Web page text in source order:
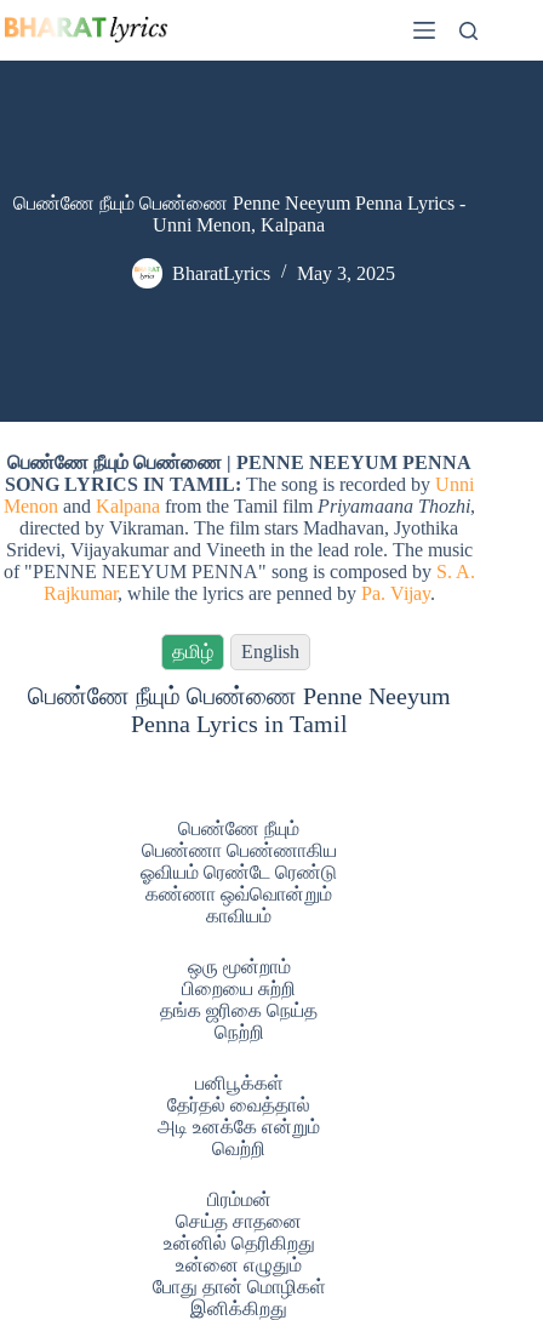
to
பெண்ணே நீயும் பெண்ணை Penne Neeyum Penna Lyrics -
Unni Menon, Kalpana
BharatLyrics May 3, 2025
பெண்ணே நீயும் பெண்ணை | PENNE NEEYUM PENNA
SONG LYRICS IN TAMIL: The song is recorded by Unni
Menon and Kalpana from the Tamil film Priyamaana Thozhi,
directed by Vikraman. The film stars Madhavan, Jyothika
Sridevi, Vijayakumar and Vineeth in the lead role. The music
of "PENNE NEEYUM PENNA" song is composed by S. A.
Rajkumar, while the lyrics are penned by Pa. Vijay.
தமிழ் English
பெண்ணே நீயும் பெண்ணை Penne Neeyum
Penna Lyrics in Tamil
பெண்ணே நீயும்
பெண்ணா பெண்ணாகிய
ஓவியம் ரெண்டே ரெண்டு
கண்ணா ஒவ்வொன்றும்
காவியம்
ஒரு மூன்றாம்
பிறையை சுற்றி
தங்க ஜரிகை நெய்த
நெற்றி
பனிபூக்கள்
தேர்தல் வைத்தால்
அடி உனக்கே என்றும்
வெற்றி
பிரம்மன்
செய்த சாதனை
உன்னில் தெரிகிறது
உன்னை எழுதும்
போது தான் மொழிகள்
இனிக்கிறது